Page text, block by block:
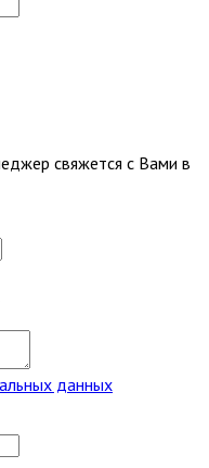
свяжется с Вами в
данных